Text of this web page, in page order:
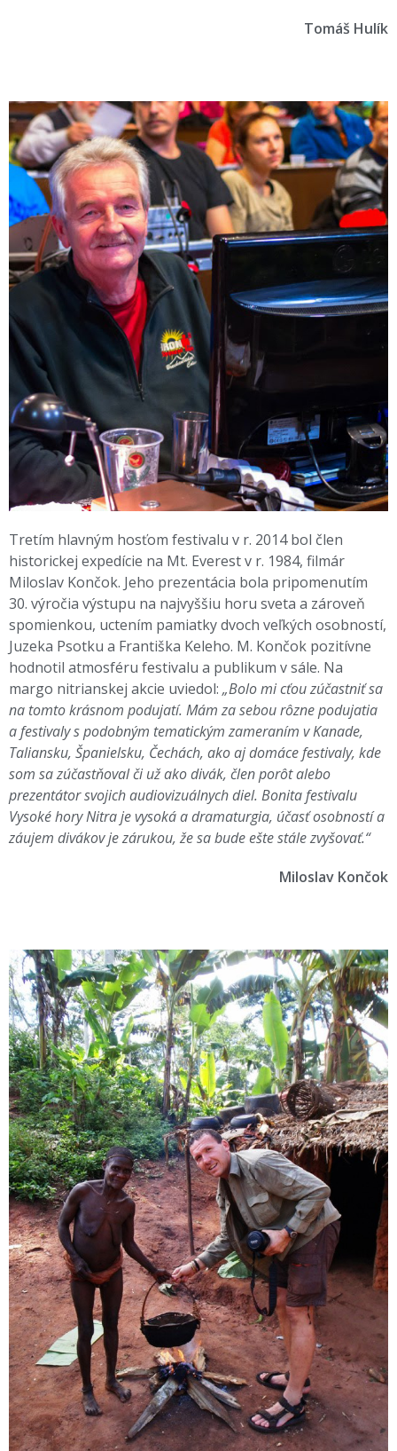
Tomáš Hulík
Tretím hlavným hosťom festivalu v r. 2014 bol člen
historickej expedície na Mt. Everest v r. 1984, filmár
Miloslav Končok. Jeho prezentácia bola pripomenutím
30. výročia výstupu na najvyššiu horu sveta a zároveň
spomienkou, uctením pamiatky dvoch veľkých osobností,
Juzeka Psotku a Františka Keleho. M. Končok pozitívne
hodnotil atmosféru festivalu a publikum v sále. Na
margo nitrianskej akcie uviedol: „Bolo mi cťou zúčastniť sa
na tomto krásnom podujatí. Mám za sebou rôzne podujatia
a festivaly s podobným tematickým zameraním v Kanade,
Taliansku, Španielsku, Čechách, ako aj domáce festivaly, kde
som sa zúčastňoval či už ako divák, člen porôt alebo
prezentátor svojich audiovizuálnych diel. Bonita festivalu
Vysoké hory Nitra je vysoká a dramaturgia, účasť osobností a
záujem divákov je zárukou, že sa bude ešte stále zvyšovať.“
Miloslav Končok